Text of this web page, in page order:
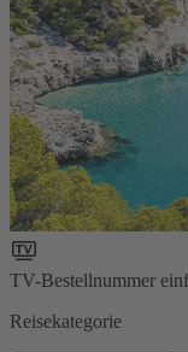
TV-Bestellnummer
Reisekategorie